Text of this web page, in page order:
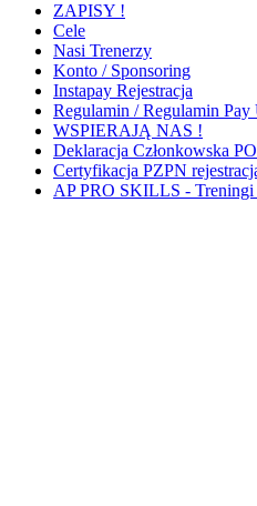
ZAPISY !
Cele
Nasi Trenerzy
Konto / Sponsoring
Instapay Rejestracja
Regulamin / Regulamin Pay
WSPIERAJĄ NAS !
Deklaracja Członkowska
Certyfikacja PZPN
AP PRO SKILLS -